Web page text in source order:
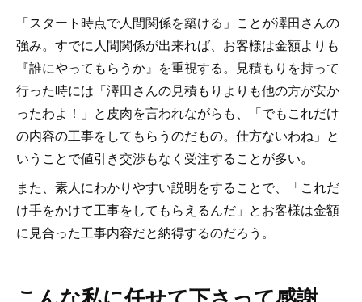
「スタート時点で人間関係を築ける」ことが澤田さんの
強み。すでに人間関係が出来れば、お客様は金額よりも
『誰にやってもらうか』を重視する。見積もりを持って
行った時には「澤田さんの見積もりよりも他の方が安か
ったわよ！」と皮肉を言われながらも、「でもこれだけ
の内容の工事をしてもらうのだもの。仕方ないわね」と
いうことで値引き交渉もなく受注することが多い。
また、素人にわかりやすい説明をすることで、「これだ
け手をかけて工事をしてもらえるんだ」とお客様は金額
に見合った工事内容だと納得するのだろう。